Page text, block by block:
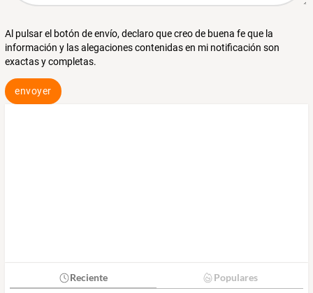
Al pulsar el botón de envío, declaro que creo de buena fe que la
información y las alegaciones contenidas en mi notificación son
exactas y completas.
envoyer
Reciente Populares